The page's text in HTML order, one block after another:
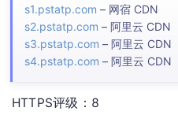
s1.pstatp.com – 网宿 CDN
s2.pstatp.com – 阿里云 CDN
s3.pstatp.com – 阿里云 CDN
s4.pstatp.com – 阿里云 CDN
HTTPS评级：8